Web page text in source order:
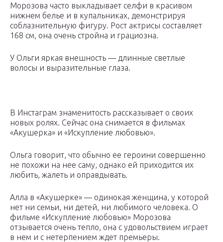
Морозова часто выкладывает селфи в красивом
нижнем белье и в купальниках, демонстрируя
соблазнительную фигуру. Рост актрисы составляет
168 см, она очень стройна и грациозна.
У Ольги яркая внешность — длинные светлые
волосы и выразительные глаза.
В Инстаграм знаменитость рассказывает о своих
новых ролях. Сейчас она снимается в фильмах
«Акушерка» и «Искупление любовью».
Ольга говорит, что обычно ее героини совершенно
не похожи на нее саму, однако ей приходится их
любить, жалеть и оправдывать.
Алла в «Акушерке» — одинокая женщина, у которой
нет ни семьи, ни детей, ни любимого человека. О
фильме «Искупление любовью» Морозова
отзывается очень тепло, она с удовольствием играет
в нем и с нетерпением ждет премьеры.